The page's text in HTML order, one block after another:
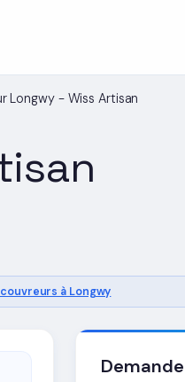
Longwy - Wiss Artisan
à Longwy